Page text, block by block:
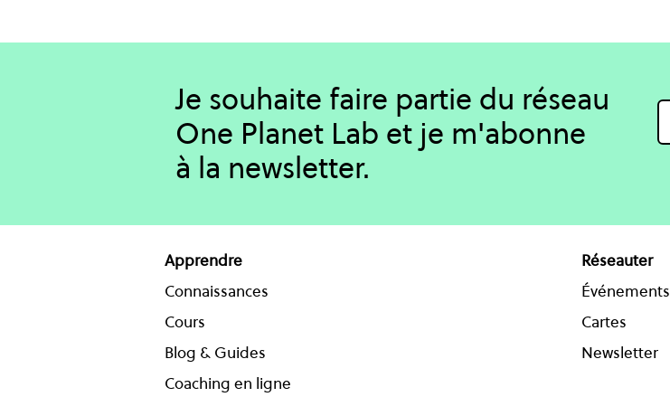
Je souhaite faire partie du réseau
One Planet Lab et je m'abonne
à la newsletter.
Apprendre
Connaissances
Cours
Blog & Guides
Coaching en ligne
Réseauter
Événements
Cartes
Newsletter